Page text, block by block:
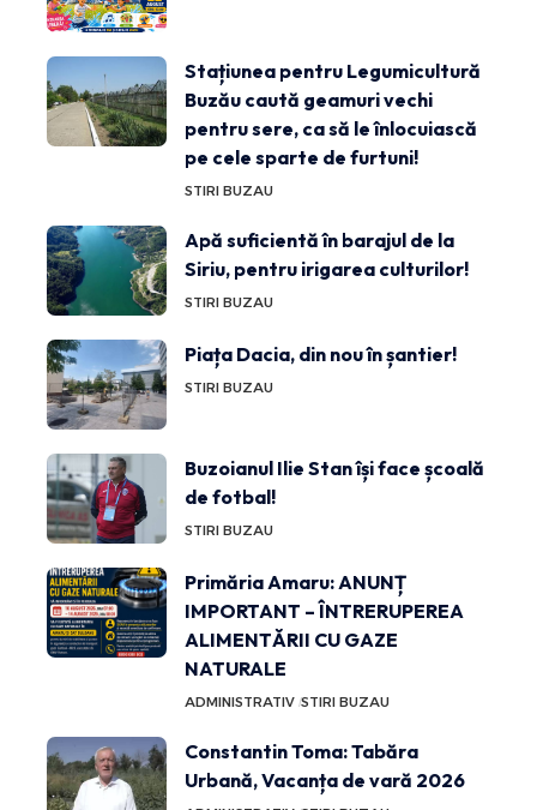
Stațiunea pentru Legumicultură
Buzău caută geamuri vechi
pentru sere, ca să le înlocuiască
pe cele sparte de furtuni!
STIRI BUZAU
Apă suficientă în barajul de la
Siriu, pentru irigarea culturilor!
STIRI BUZAU
Piața Dacia, din nou în șantier!
STIRI BUZAU
Buzoianul Ilie Stan își face școală
de fotbal!
STIRI BUZAU
Primăria Amaru: ANUNȚ
IMPORTANT – ÎNTRERUPEREA
ALIMENTĂRII CU GAZE
NATURALE
ADMINISTRATIV STIRI BUZAU
Constantin Toma: Tabăra
Urbană, Vacanța de vară 2026